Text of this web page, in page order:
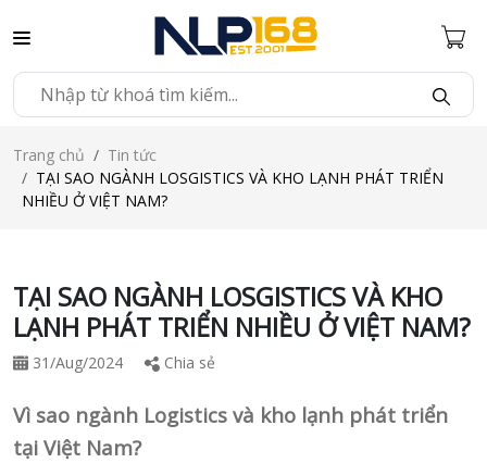
Trang chủ
Tin tức
TẠI SAO NGÀNH LOSGISTICS VÀ KHO LẠNH PHÁT TRIỂN
NHIỀU Ở VIỆT NAM?
TẠI SAO NGÀNH LOSGISTICS VÀ KHO
LẠNH PHÁT TRIỂN NHIỀU Ở VIỆT NAM?
31/Aug/2024 Chia sẻ
Vì sao ngành Logistics và kho lạnh phát triển
tại Việt Nam?